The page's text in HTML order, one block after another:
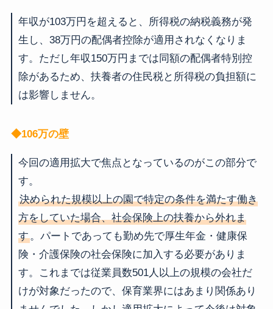
年収が103万円を超えると、所得税の納税義務が発
生し、38万円の配偶者控除が適用されなくなりま
す。ただし年収150万円までは同額の配偶者特別控
除があるため、扶養者の住民税と所得税の負担額に
は影響しません。
◆106万の壁
今回の適用拡大で焦点となっているのがこの部分で
す。
決められた規模以上の園で特定の条件を満たす働き
方をしていた場合、社会保険上の扶養から外れま
す。パートであっても勤め先で厚生年金・健康保
険・介護保険の社会保険に加入する必要がありま
す。これまでは従業員数501人以上の規模の会社だ
けが対象だったので、保育業界にはあまり関係あり